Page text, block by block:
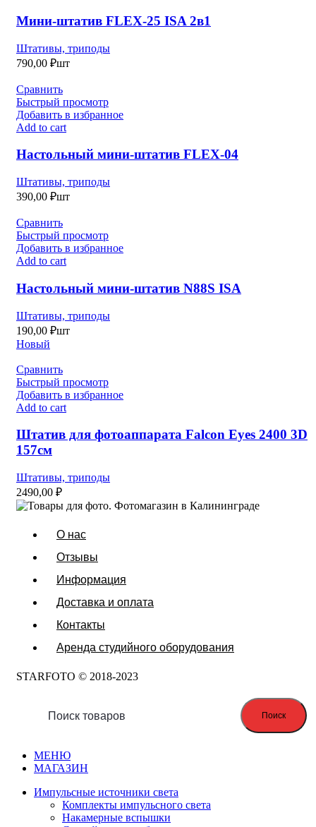
Мини-штатив FLEX-25 ISA 2в1
Штативы, триподы
790,00 ₽шт
Сравнить
Быстрый просмотр
Добавить в избранное
Add to cart
Настольный мини-штатив FLEX-04
Штативы, триподы
390,00 ₽шт
Сравнить
Быстрый просмотр
Добавить в избранное
Add to cart
Настольный мини-штатив N88S ISA
Штативы, триподы
190,00 ₽шт
Новый
Сравнить
Быстрый просмотр
Добавить в избранное
Add to cart
Штатив для фотоаппарата Falcon Eyes 2400 3D
157см
Штативы, триподы
2490,00 ₽
О нас
Отзывы
Информация
Доставка и оплата
Контакты
Аренда студийного оборудования
STARFOTO © 2018-2023
Поиск
МЕНЮ
МАГАЗИН
Импульсные источники света
Комплекты импульсного света
Накамерные вспышки